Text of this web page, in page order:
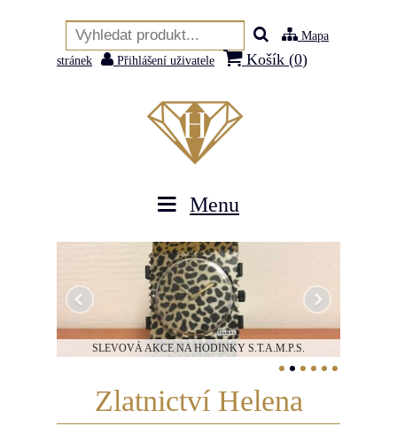
Mapa
stránek
Přihlášení uživatele Košík (0)
Menu
SLEVOVÁ AKCE NA HODINKY S.T.A.M.P.S.
Zlatnictví Helena